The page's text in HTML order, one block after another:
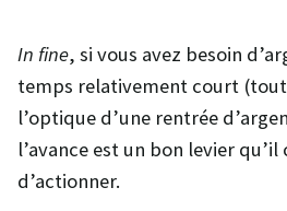
In fine, si vous avez besoin
temps relativement court
l’optique d’une rentrée
l’avance est un bon levier
d’actionner.